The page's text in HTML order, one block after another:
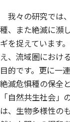
我々の研究では
種、また絶滅に瀕
ギを捉えています
え、流域圏におけ
目的です。更に一
絶滅危惧種の保全
「自然共生社会」
は、生物多様性の